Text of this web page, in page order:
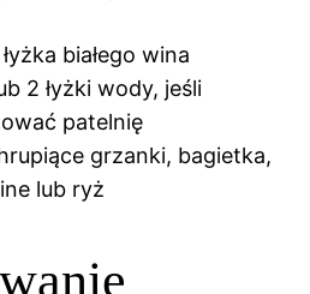
białego wina
2 łyżki wody, jeśli
patelnię
grzanki, bagietka,
lub ryż